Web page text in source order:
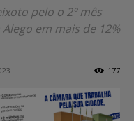
pelo o 2º mês
em mais de 12%
177